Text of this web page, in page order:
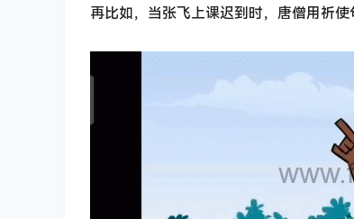
再比如，当张飞上课迟到时，唐僧用祈